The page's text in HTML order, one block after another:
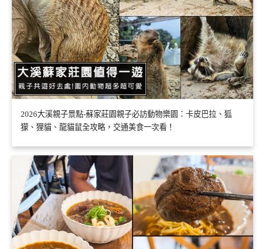
2026大溪親子景點-蘇家莊園親子必訪動物樂園：卡皮巴拉、狐
獴、狸貓、龍貓鼠全攻略，交通美食一次看！